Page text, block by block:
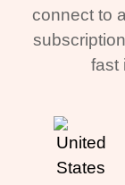
connect to
fast